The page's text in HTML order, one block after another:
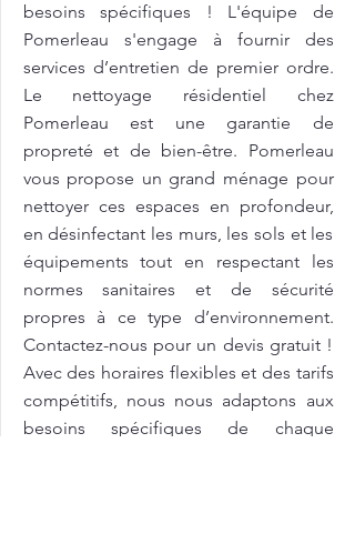
besoins spécifiques ! L'équipe de
Pomerleau s'engage à fournir des
services d’entretien de premier ordre.
Le nettoyage résidentiel chez
Pomerleau est une garantie de
propreté et de bien-être. Pomerleau
vous propose un grand ménage pour
nettoyer ces espaces en profondeur,
en désinfectant les murs, les sols et les
équipements tout en respectant les
normes sanitaires et de sécurité
propres à ce type d’environnement.
Contactez-nous pour un devis gratuit !
Avec des horaires flexibles et des tarifs
compétitifs, nous nous adaptons aux
besoins spécifiques de chaque